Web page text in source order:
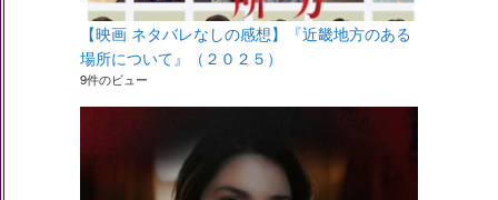
【映画 ネタバレなしの感想】『近畿地方のある
場所について』（２０２５）
9件のビュー